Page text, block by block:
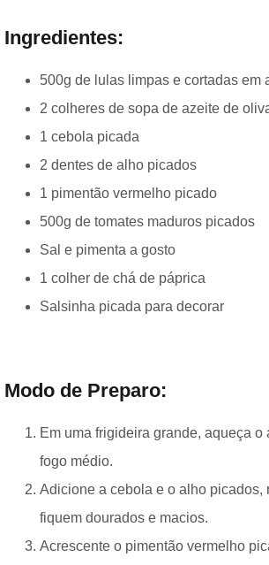
Ingredientes:
500g de lulas limpas e cortadas em
2 colheres de sopa de azeite de
1 cebola picada
2 dentes de alho picados
1 pimentão vermelho picado
500g de tomates maduros picados
Sal e pimenta a gosto
1 colher de chá de páprica
Salsinha picada para decorar
Modo de Preparo:
Em uma frigideira grande, aqueça o
fogo médio.
Adicione a cebola e o alho picados,
fiquem dourados e macios.
Acrescente o pimentão vermelho